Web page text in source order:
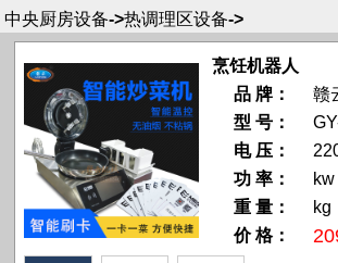
中央厨房设备->热调理区设备->
烹饪机器人
品 牌：
赣
型 号：
电 压：
功 率：
kw
重 量：
kg
价 格：